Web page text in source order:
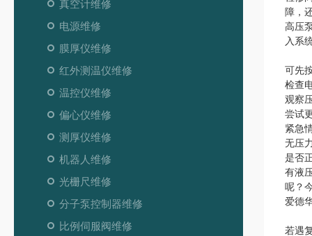
真空计维修
电源维修
膜厚仪维修
红外测温仪维修
温控仪维修
偏心仪维修
测厚仪维修
机器人维修
光栅尺维修
分子泵控制器维修
比例伺服阀维修
障，
高压
入系
可先
检查
观察
尝试
紧急
无压
是否
有液
呢？
爱德
若遇